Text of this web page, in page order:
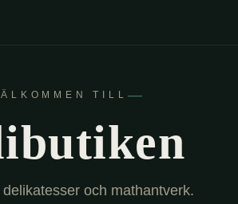
TILL ―
och mathantverk.